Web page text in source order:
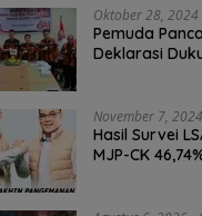
Oktober 28, 2024
Pemuda
Deklarasi
November 7, 2024
Hasil Survei
MJP-CK